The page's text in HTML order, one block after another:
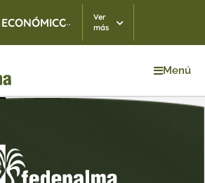
TRM 07/08/2026
...
Ver
más
Menú